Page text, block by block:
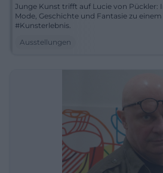
Junge Kunst trifft auf Lucie von Pückler:
Mode, Geschichte und Fantasie zu
#Kunsterlebnis.
Ausstellungen